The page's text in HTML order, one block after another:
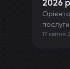
2026
камери
17 квітня